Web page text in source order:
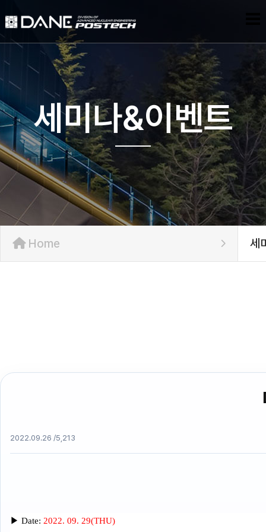
세미나&이벤트
Home 세
2022.09.26 /5,213
▶ Date: 2022. 09. 29(THU)